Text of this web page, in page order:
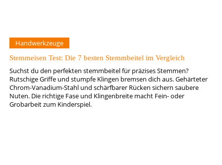
Handwerkzeuge
Stemmeisen Test: Die 7 besten Stemmbeitel im Vergleich
Suchst du den perfekten stemmbeitel für präzises Stemmen?
Rutschige Griffe und stumpfe Klingen bremsen dich aus. Gehärteter
Chrom-Vanadium-Stahl und schärfbarer Rücken sichern saubere
Nuten. Die richtige Fase und Klingenbreite macht Fein- oder
Grobarbeit zum Kinderspiel.